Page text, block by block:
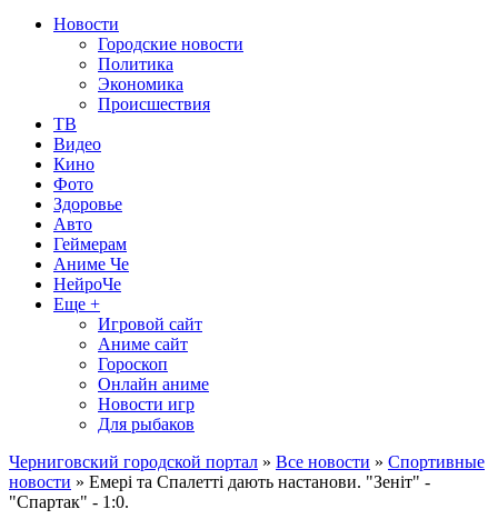
Новости
Городские новости
Политика
Экономика
Происшествия
ТВ
Видео
Кино
Фото
Здоровье
Авто
Геймерам
Аниме Че
НейроЧе
Еще +
Игровой сайт
Аниме сайт
Гороскоп
Онлайн аниме
Новости игр
Для рыбаков
Черниговский городской портал » Все новости » Спортивные
новости » Емері та Спалетті дають настанови. "Зеніт" -
"Спартак" - 1:0.